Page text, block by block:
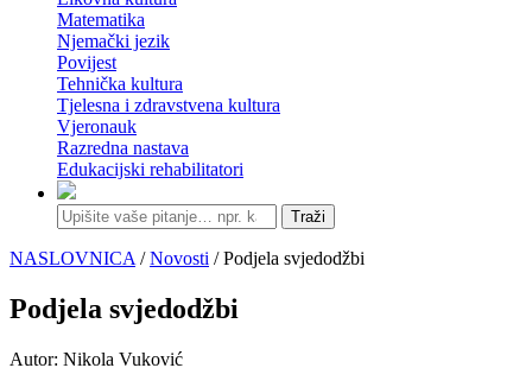
Matematika
Njemački jezik
Povijest
Tehnička kultura
Tjelesna i zdravstvena kultura
Vjeronauk
Razredna nastava
Edukacijski rehabilitatori
Traži
NASLOVNICA /Novosti / Podjela svjedodžbi
Podjela svjedodžbi
Autor: Nikola Vuković